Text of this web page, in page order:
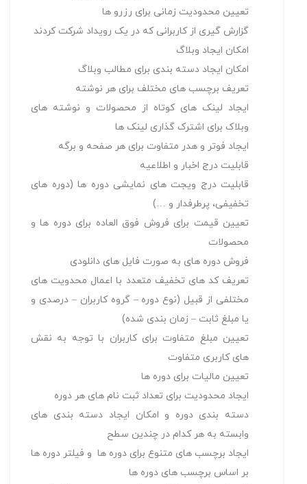
تعیین محدودیت زمانی برای رزرو ها
گزارش گیری از کاربرانی که در یک رویداد شرکت کردند
امکان ایجاد وبلاگ
امکان ایجاد دسته بندی برای مطالب وبلاگ
تعریف برچسب های مختلف برای هر نوشته
ایجاد لینک های کوتاه از محصولات و نوشته های
وبلاک برای اشترک گذاری لینک ها
ایجاد فوتر و هدر متفاوت برای هر صفحه و برگه
قابليت درج اخبار و اطلاعيه
قابليت درج ويجت های نمايشی دوره ها (دوره های
تخفيفی، پرطرفدار و …)
تعیین قیمت برای فروش فوق العاده برای دوره ها و
محصولات
فروش دوره های به صورت فایل های دانلودی
تعریف کد های تخفیف متعدد با اعمال محدویت های
مختلفی از قبیل (نوع دوره – گروه کاربران – درصدی و
یا مبلغ ثابت – زمان بندی شده)
تعيین مبلغ متفاوت برای کاربران با توجه به نقش
های کاربری متفاوت
تعیین مالیات برای دوره ها
ایجاد محدودیت برای تعداد ثبت نام های هر دوره
دسته بندی دوره و امکان ایجاد دسته بندی های
وابسته به هر کدام در چندین سطح
ایجاد برچسب های متنوع برای دوره ها و فیلتر دوره ها
بر اساس برچسب های دوره ها